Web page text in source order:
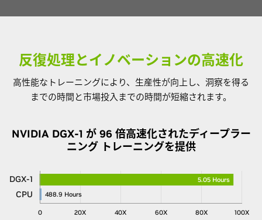
反復処理とイノベーションの高速化
高性能なトレーニングにより、生産性が向上し、洞察を得る
までの時間と市場投入までの時間が短縮されます。
NVIDIA DGX-1 が 96 倍高速化されたディープラー
ニング トレーニングを提供
0 20X 40X 60X 80X 100X
5.05 Hours
488.9 Hours
DGX-1
CPU